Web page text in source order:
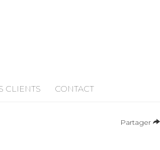
CLIENTS CONTACT
Partager